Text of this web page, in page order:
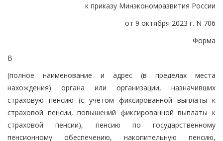
к приказу Минэкономразвития России
от 9 октября 2023 г. N 706
Форма
В
(полное наименование и адрес (в пределах места
нахождения) органа или организации, назначивших
страховую пенсию (с учетом фиксированной выплаты к
страховой пенсии, повышений фиксированной выплаты к
страховой пенсии), пенсию по государственному
пенсионному обеспечению, накопительную пенсию,